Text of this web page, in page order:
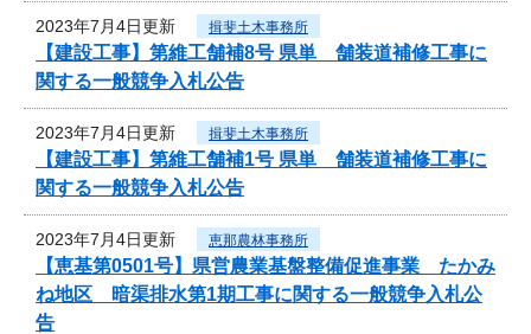
2023年7月4日更新 揖斐土木事務所
【建設工事】第維工舗補8号 県単 舗装道補修工事に
関する一般競争入札公告
2023年7月4日更新 揖斐土木事務所
【建設工事】第維工舗補1号 県単 舗装道補修工事に
関する一般競争入札公告
2023年7月4日更新 恵那農林事務所
【恵基第0501号】県営農業基盤整備促進事業 たかみ
ね地区 暗渠排水第1期工事に関する一般競争入札公
告